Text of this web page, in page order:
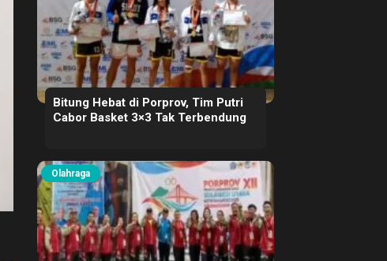
Bitung Hebat di Porprov, Tim Putri
Cabor Basket 3×3 Tak Terbendung
Olahraga